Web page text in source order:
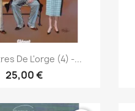
Anteprima
De L'orge (4) -...
25,00 €